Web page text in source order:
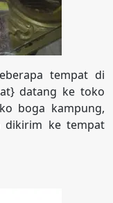
tempat di
datang ke toko
boga kampung,
dikirim ke tempat